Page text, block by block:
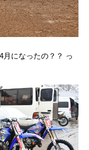
月になったの？？ っ